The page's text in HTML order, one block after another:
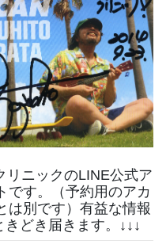
リニックのLINE公式ア
です。（予約用のアカ
は別です）有益な情報
きどき届きます。↓↓↓